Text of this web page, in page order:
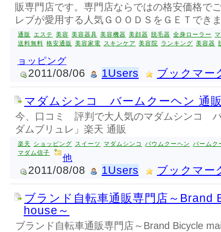
販専門店です。専門店ならではの格安価格で
レブが愛用する人気ＧＯＯＤＳをＧＥＴでき
通販 エステ 美容 美容器具 美容機器 美顔器 脱毛器 全身ローラー
送料無料 格安通販 美容家電 スキンケア 美容院 ランキング 美容器
ョッピング
2011/08/06 1Users ブックマー
マダムシンコ バームクーヘン 通
今、口コミ 評判で大人気のマダムシンコ
ダムブリュレ」楽天 通販
楽天 ショッピング スイーツ マダムシンコ バウムクーヘン バームク
マダム信子
他
2011/08/08 1Users ブックマー
ブランド自転車通販専門店～Brand
house～
ブランド自転車通販専門店～Brand Bicycle